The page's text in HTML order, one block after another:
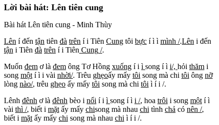
Lời bài hát: Lên tiên cung
Bài hát Lên tiên cung - Minh Thùy
Lên í đến tận tiên đà trên í i Tiên Cung tôi bực í ì ì mình /.Lên i đến
tận i Tiên đà trên í i Tiên Cung /.
Muốn đem ơ là đem ông Tơ Hồng xuống í i ì song í ì i/, hỏi thăm i
song một í ì i vài nhời/. Trêu ghẹoấy mấy tôi song mà chi tôi ông nỡ
lòng nào/, trêu ghẹo ấy mấy tôi song mà chi tôi ì í i /.
Lênh đênh ơ là đênh bèo i nổi í i ì song í ì i /, hoa trôi i song một í ì
vài thì /, biết i mặt ấy mấy chisong mà nhau chi tình chả có nên /,
biết i mặt ấy mấy chi song mà nhau chi ì í i /.